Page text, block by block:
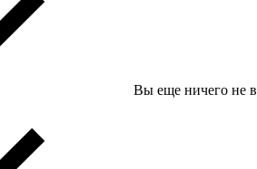
Вы еще ничего не